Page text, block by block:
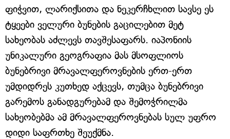
ფიჭვით, ლარიქსითა და ნეკერჩხლით სავსე ეს
ტყეები ველური ბუნების გაცილებით მეტ
სახეობას აძლევს თავშესაფარს. იაპონიის
უნიკალური გეოგრაფია მას მსოფლიოს
ბუნებრივი მრავალფეროვნების ერთ-ერთ
უმდიდრეს კუთხედ აქცევს, თუმცა ბუნებრივი
გარემოს განადგურებამ და შემოჭრილმა
სახეობებმა ამ მრავალფეროვნებას სულ უფრო
დიდი საფრთხე შეუქმნა.